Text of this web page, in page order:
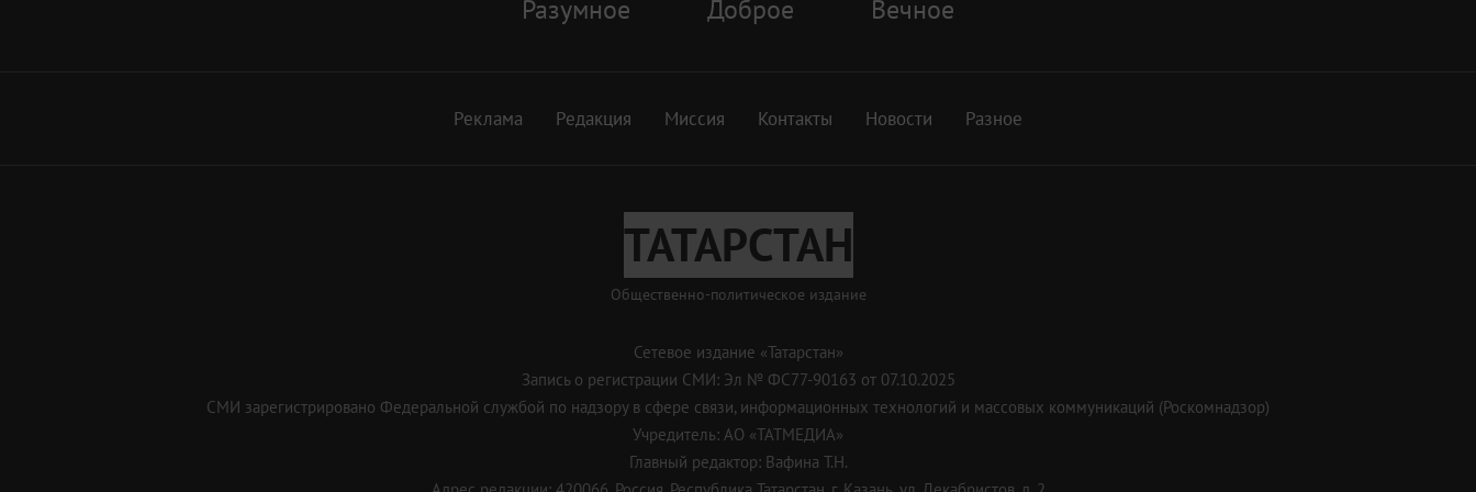
Разумное Доброе Вечное
Реклама Редакция Миссия Контакты Новости Разное
ТАТАРСТАН
Общественно-политическое издание
Сетевое издание «Татарстан»
Запись о регистрации СМИ: Эл № ФС77-90163 от 07.10.2025
СМИ зарегистрировано Федеральной службой по надзору в сфере связи, информационных технологий и массовых коммуникаций (Роскомнадзор)
Учредитель: АО «ТАТМЕДИА»
Главный редактор: Вафина Т.Н.